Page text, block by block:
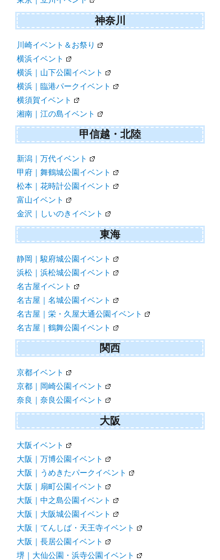
神奈川
川崎イベント＆お祭り
横浜イベント
横浜｜山下公園イベント
横浜｜臨港パークイベント
横須賀イベント
湘南｜江の島イベント
甲信越・北陸
新潟｜万代イベント
甲府｜舞鶴城公園イベント
松本｜花時計公園イベント
富山イベント
金沢｜しいのきイベント
東海
静岡｜駿府城公園イベント
浜松｜浜松城公園イベント
名古屋イベント
名古屋｜名城公園イベント
名古屋｜栄・久屋大通公園イベント
名古屋｜鶴舞公園イベント
関西
京都イベント
京都｜岡崎公園イベント
奈良｜奈良公園イベント
大阪
大阪イベント
大阪｜万博公園イベント
大阪｜うめきたパークイベント
大阪｜扇町公園イベント
大阪｜中之島公園イベント
大阪｜大阪城公園イベント
大阪｜てんしば・天王寺イベント
大阪｜長居公園イベント
堺｜大仙公園・浜寺公園イベント